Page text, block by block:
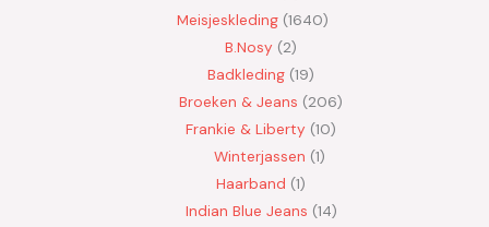
Meisjeskleding 1640
B.Nosy
2
Badkleding 19
Broeken & Jeans
206
Frankie & Liberty 10
Winterjassen 1
Haarband 1
Indian Blue Jeans 14